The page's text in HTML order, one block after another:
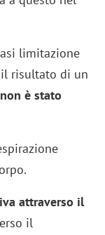
limitazione
risultato di un
è stato
attraverso il
il